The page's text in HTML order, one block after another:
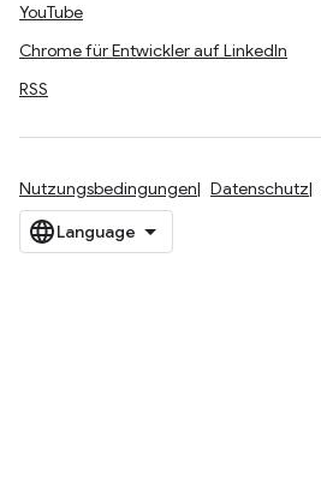
YouTube
Chrome für Entwickler auf LinkedIn
RSS
Nutzungsbedingungen Datenschutz